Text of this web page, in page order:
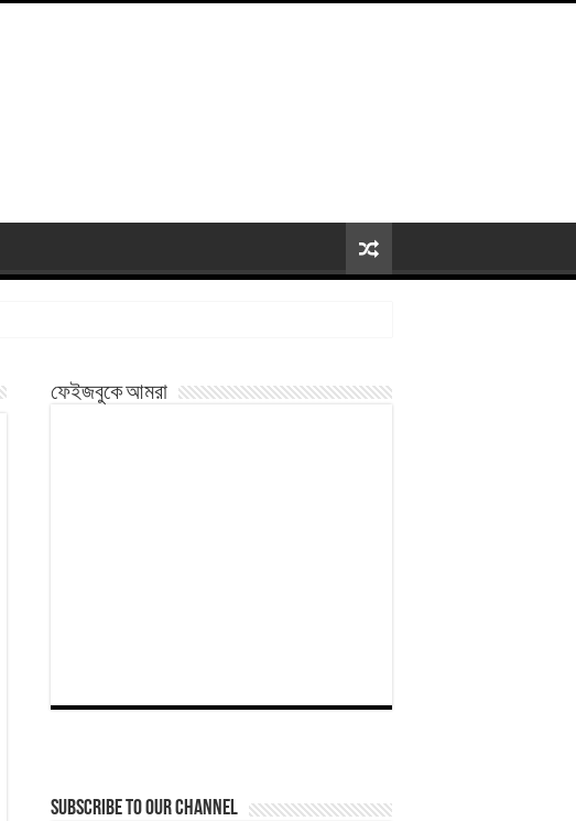
ফেইজবুকে আমরা
Subscribe to our Channel